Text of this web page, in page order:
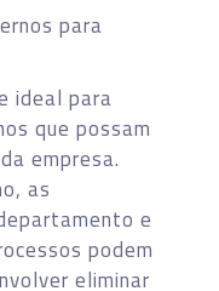
para
ideal para
que possam
empresa.
as
e
podem
eliminar